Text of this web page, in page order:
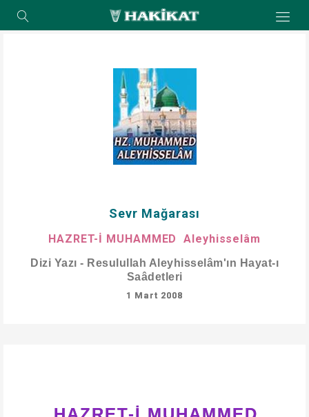
Sevr Mağarası
HAZRET-İ MUHAMMED Aleyhisselâm
Dizi Yazı - Resulullah Aleyhisselâm'ın Hayat-ı
Saâdetleri
1 Mart 2008